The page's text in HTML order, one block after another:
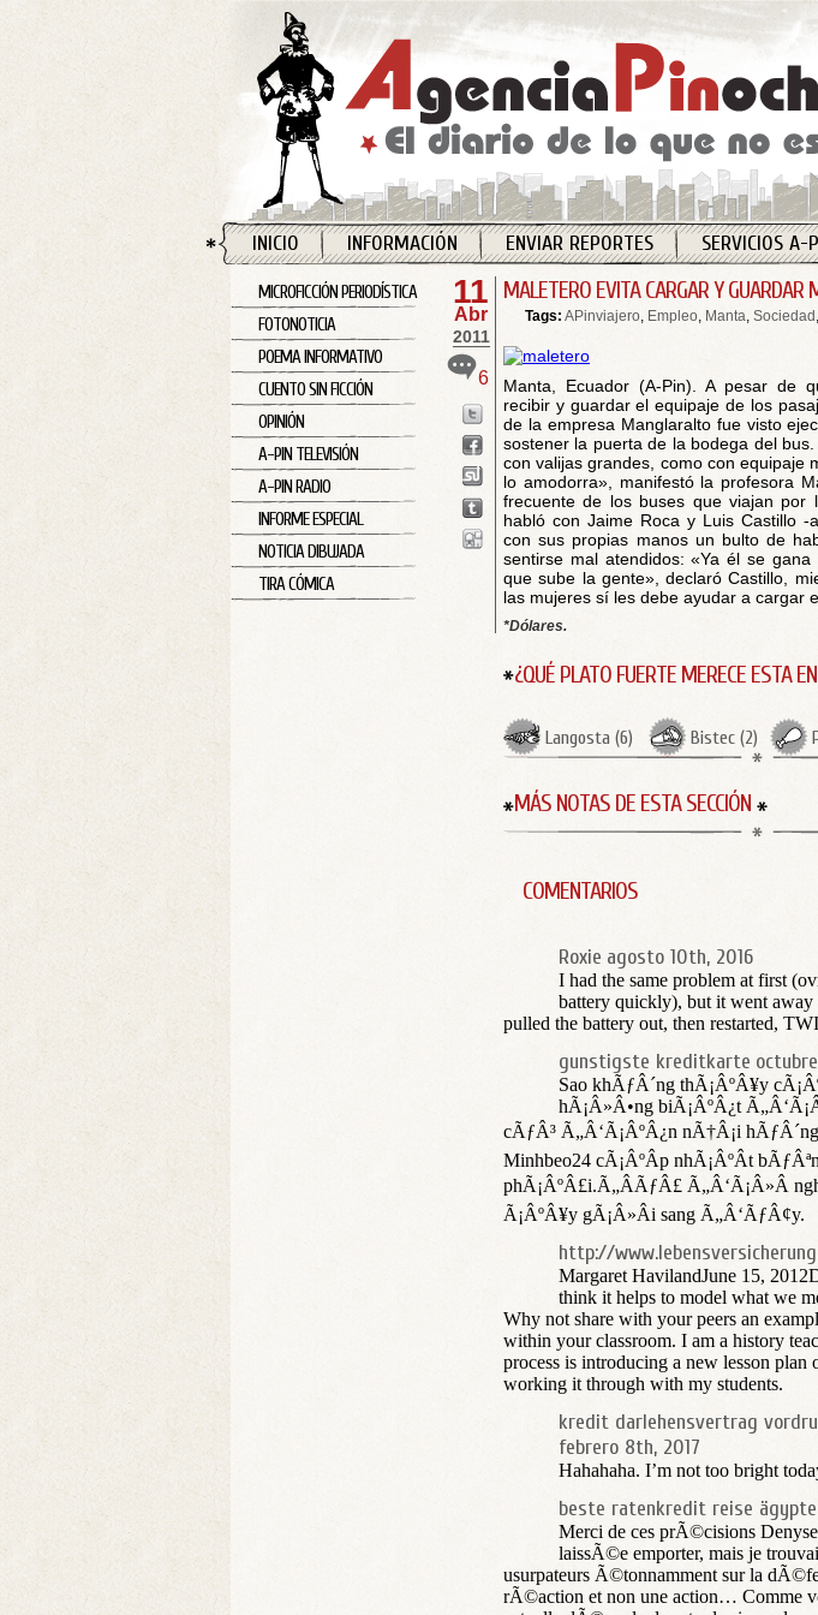
INICIO INFORMACIÓN ENVIAR REPORTES SERVICIOS A-
MICROFICCIÓN PERIODÍSTICA
FOTONOTICIA
POEMA INFORMATIVO
CUENTO SIN FICCIÓN
OPINIÓN
A-PIN TELEVISIÓN
A-PIN RADIO
INFORME ESPECIAL
NOTICIA DIBUJADA
TIRA CÓMICA
11
Abr
2011
6
MALETERO EVITA CARGAR Y GUARDAR
Tags: APinviajero, Empleo, Manta, Sociedad ,
Manta, Ecuador (A-Pin). A pesar de
recibir y guardar el equipaje de los
de la empresa Manglaralto fue visto
sostener la puerta de la bodega del
con valijas grandes, como con equipaje
lo amodorra», manifestó la profesora
frecuente de los buses que viajan por
habló con Jaime Roca y Luis Castillo -
con sus propias manos un bulto de
sentirse mal atendidos: «Ya él se
que sube la gente», declaró Castillo,
las mujeres sí les debe ayudar a cargar
*Dólares.
¿QUÉ PLATO FUERTE MERECE ESTA
Langosta (6) Bistec (2)
MÁS NOTAS DE ESTA SECCIÓN
COMENTARIOS
Roxie agosto 10th, 2016
I had the same problem at first
battery quickly), but it went away
pulled the battery out, then restarted,
gunstigste kreditkarte
Sao khÃƒÂ´ng thÃ¡ÂºÂ¥y
hÃ¡Â»Â•ng biÃ¡ÂºÂ¿t
cÃƒÂ³ Ã„Â‘Ã¡ÂºÂ¿n nÃ†Â¡i
Minhbeo24 cÃ¡ÂºÂ­p nhÃ¡ÂºÂ­t
phÃ¡ÂºÂ£i.Ã„ÂÃƒÂ£ Ã„Â‘Ã¡Â»Â
Ã¡ÂºÂ¥y gÃ¡Â»Â­i sang Ã„Â‘ÃƒÂ¢y.
http://
Margaret HavilandJune 15,
think it helps to model what we
Why not share with your peers an
within your classroom. I am a history
process is introducing a new lesson plan
working it through with my students.
kredit darlehensvertrag
febrero 8th, 2017
Hahahaha. I’m not too bright
beste ratenkredit reise
Merci de ces prÃ©cisions
laissÃ©e emporter, mais je
usurpateurs Ã©tonnamment sur la
rÃ©action et non une action… Comme